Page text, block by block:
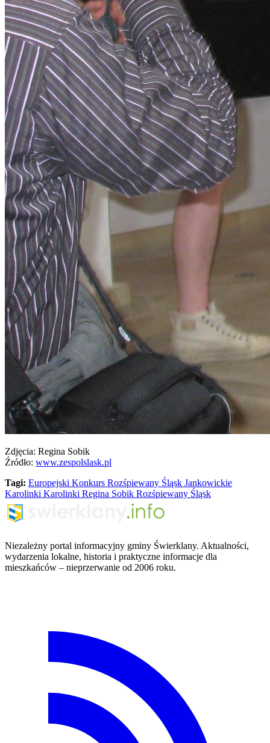
Zdjęcia: Regina Sobik
Źródło: www.zespolslask.pl
Tagi: Europejski Konkurs Rozśpiewany Śląsk Jankowickie
Karolinki Karolinki Regina Sobik Rozśpiewany Śląsk
Niezależny portal informacyjny gminy Świerklany. Aktualności,
wydarzenia lokalne, historia i praktyczne informacje dla
mieszkańców – nieprzerwanie od 2006 roku.